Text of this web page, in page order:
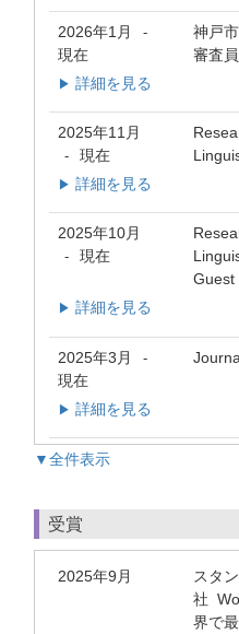
2026年1月 -
現在
神戸
審査員
▶ 詳細を見る
2025年11月
- 現在
▶ 詳細を見る
2025年10月
- 現在
Guest
▶ 詳細を見る
2025年3月 -
現在
▶ 詳細を見る
▼全件表示
受賞
2025年9月
スタ
社
界で